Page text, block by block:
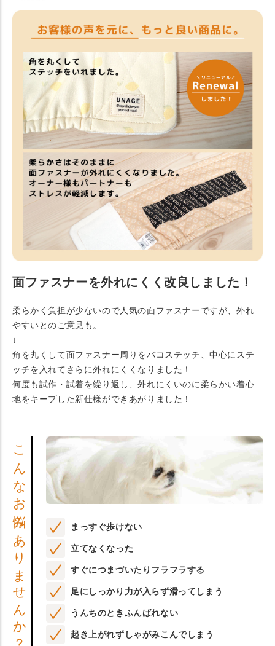
面ファスナーを外れにくく改良しました！
柔らかく負担が少ないので人気の面ファスナーですが、外れ
やすいとのご意見も。
↓
角を丸くして面ファスナー周りをバコステッチ、中心にステ
ッチを入れてさらに外れにくくなりました！
何度も試作・試着を繰り返し、外れにくいのに柔らかい着心
地をキープした新仕様ができあがりました！
こんなお悩みありませんか？ まっすぐ歩けない
立てなくなった
すぐにつまづいたりフラフラする
足にしっかり力が入らず滑ってしまう
うんちのときふんばれない
起き上がれずしゃがみこんでしまう